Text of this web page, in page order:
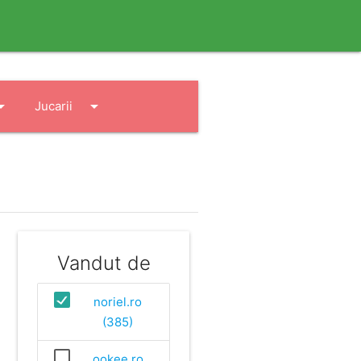
Jucarii arrow_drop_down
Vandut de
noriel.ro
(385)